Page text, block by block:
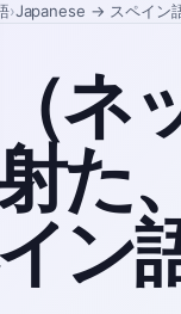
›Japanese → スペイン
（
た
ン